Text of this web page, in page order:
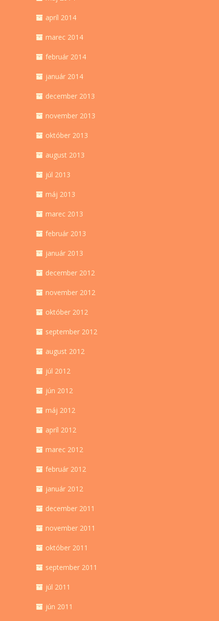
apríl 2014
marec 2014
február 2014
január 2014
december 2013
november 2013
október 2013
august 2013
júl 2013
máj 2013
marec 2013
február 2013
január 2013
december 2012
november 2012
október 2012
september 2012
august 2012
júl 2012
jún 2012
máj 2012
apríl 2012
marec 2012
február 2012
január 2012
december 2011
november 2011
október 2011
september 2011
júl 2011
jún 2011